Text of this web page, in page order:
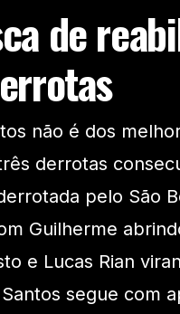
de
não é dos
derrotas
pelo São
Guilherme
e Lucas Rian
segue com